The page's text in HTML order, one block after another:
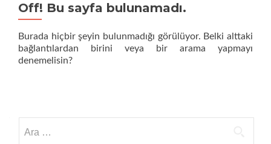
Off! Bu sayfa bulunamadı.
Burada hiçbir şeyin bulunmadığı görülüyor. Belki alttaki
bağlantılardan birini veya bir arama yapmayı
denemelisin?